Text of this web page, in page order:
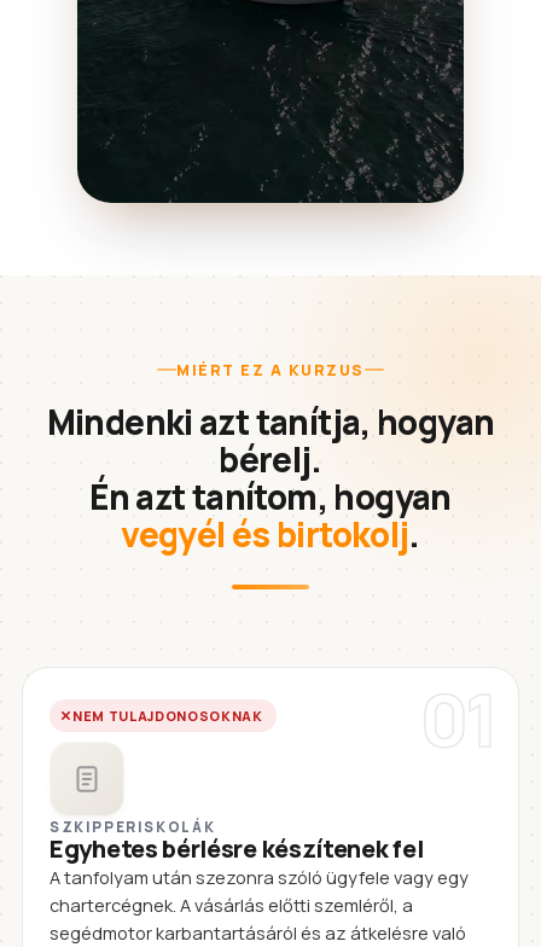
MIÉRT EZ A KURZUS
Mindenki azt tanítja, hogyan
bérelj.
Én azt tanítom, hogyan
vegyél és birtokolj.
01
NEM TULAJDONOSOKNAK
SZKIPPERISKOLÁK
Egyhetes bérlésre készítenek fel
A tanfolyam után szezonra szóló ügyfele vagy egy
chartercégnek. A vásárlás előtti szemléről, a
segédmotor karbantartásáról és az átkelésre való